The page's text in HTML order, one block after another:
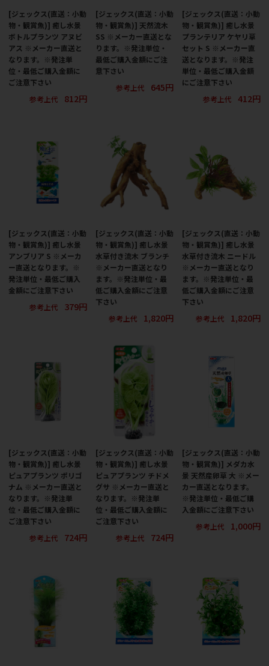
[ジェックス(直送：小動
物・観賞魚)] 癒し水景
ボトルプランツ アヌビ
アス ※メーカー直送と
なります。※発注単
位・最低ご購入金額に
ご注意下さい
参考上代
812円
[ジェックス(直送：小動
物・観賞魚)] 天然流木
SS ※メーカー直送とな
ります。※発注単位・
最低ご購入金額にご注
意下さい
参考上代
645円
[ジェックス(直送：小動
物・観賞魚)] 癒し水景
プランテリア ケヤリ草
セット S ※メーカー直
送となります。※発注
単位・最低ご購入金額
にご注意下さい
参考上代
412円
[ジェックス(直送：小動
物・観賞魚)] 癒し水景
アンブリア S ※メーカ
ー直送となります。※
発注単位・最低ご購入
金額にご注意下さい
参考上代
379円
[ジェックス(直送：小動
物・観賞魚)] 癒し水景
水草付き流木 ブランチ
※メーカー直送となり
ます。※発注単位・最
低ご購入金額にご注意
下さい
参考上代
1,820円
[ジェックス(直送：小動
物・観賞魚)] 癒し水景
水草付き流木 ニードル
※メーカー直送となり
ます。※発注単位・最
低ご購入金額にご注意
下さい
参考上代
1,820円
[ジェックス(直送：小動
物・観賞魚)] 癒し水景
ピュアプランツ ポリゴ
ナム ※メーカー直送と
なります。※発注単
位・最低ご購入金額に
ご注意下さい
参考上代
724円
[ジェックス(直送：小動
物・観賞魚)] 癒し水景
ピュアプランツ チドメ
グサ ※メーカー直送と
なります。※発注単
位・最低ご購入金額に
ご注意下さい
参考上代
724円
[ジェックス(直送：小動
物・観賞魚)] メダカ水
景 天然産卵草 大 ※メー
カー直送となります。
※発注単位・最低ご購
入金額にご注意下さい
参考上代
1,000円